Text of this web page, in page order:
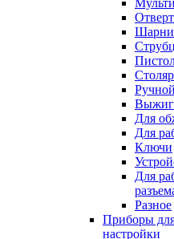
Для
Для
Ключи
Для
Разное
Приборы
настройки